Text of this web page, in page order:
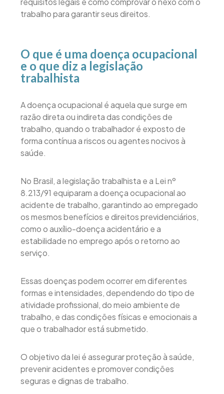
trabalho para garantir seus direitos.
O que é uma doença ocupacional
e o que diz a legislação
trabalhista
A doença ocupacional é aquela que surge em
razão direta ou indireta das condições de
trabalho, quando o trabalhador é exposto de
forma contínua a riscos ou agentes nocivos à
saúde.
No Brasil, a legislação trabalhista e a Lei nº
8.213/91 equiparam a doença ocupacional ao
acidente de trabalho, garantindo ao empregado
os mesmos benefícios e direitos previdenciários,
como o auxílio-doença acidentário e a
estabilidade no emprego após o retorno ao
serviço.
Essas doenças podem ocorrer em diferentes
formas e intensidades, dependendo do tipo de
atividade profissional, do meio ambiente de
trabalho, e das condições físicas e emocionais a
que o trabalhador está submetido.
O objetivo da lei é assegurar proteção à saúde,
prevenir acidentes e promover condições
seguras e dignas de trabalho.